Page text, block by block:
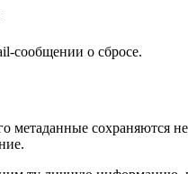
сообщении о сбросе.
метаданные сохраняются